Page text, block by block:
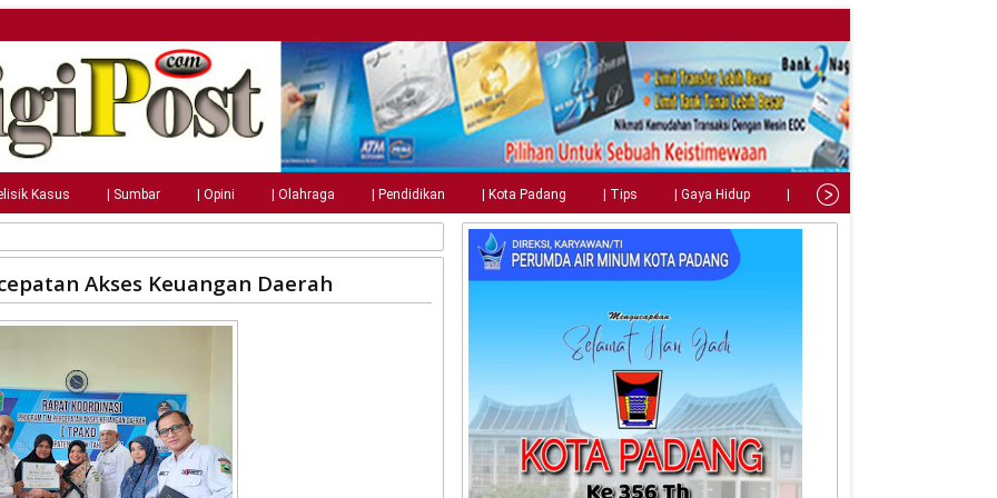
Kasus | Sumbar | Opini | Olahraga | Pendidikan | Kota Padang | Tips | Gaya Hidup | Teknologi
Akses Keuangan Daerah